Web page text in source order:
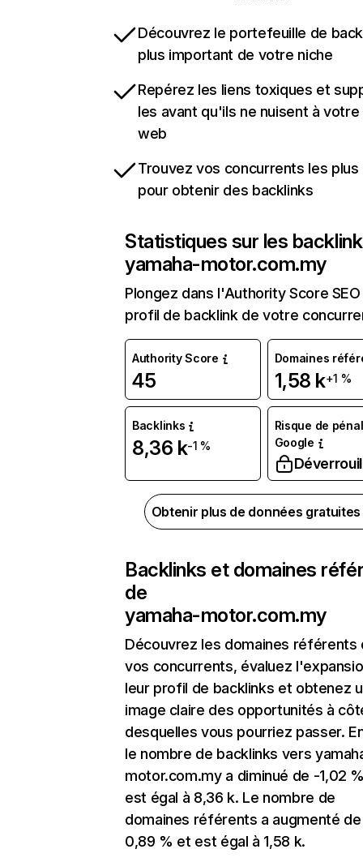
Découvrez le portefeuille de
plus important de votre niche
Repérez les liens toxiques et
les avant qu'ils ne nuisent à
web
Trouvez vos concurrents les
pour obtenir des backlinks
Statistiques sur les
yamaha-motor.com.my
Plongez dans l'Authority Score
profil de backlink de votre
Authority Score
45
Domaines
1,58 k+1 %
Backlinks
8,36 k-1 %
Risque de
Google
Obtenir plus de données
Backlinks et domaines
de
yamaha-motor.com.my
Découvrez les domaines référents
vos concurrents, évaluez
leur profil de backlinks et obtenez
image claire des opportunités à
desquelles vous pourriez passer.
le nombre de backlinks vers
motor.com.my a diminué de -1,02
est égal à 8,36 k. Le nombre de
domaines référents a augmenté de
0,89 % et est égal à 1,58 k.